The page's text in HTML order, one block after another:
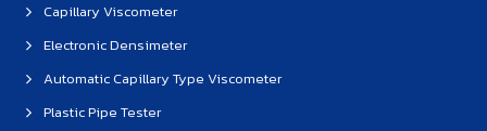
Capillary Viscometer
Electronic Densimeter
Automatic Capillary Type Viscometer
Plastic Pipe Tester